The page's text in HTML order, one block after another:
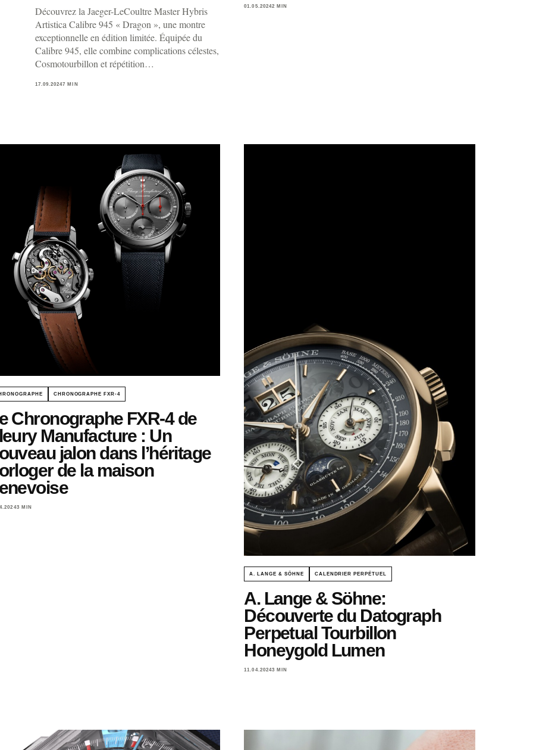
Découvrez la Jaeger-LeCoultre Master Hybris
Artistica Calibre 945 « Dragon », une montre
exceptionnelle en édition limitée. Équipée du
Calibre 945, elle combine complications célestes,
Cosmotourbillon et répétition…
17.09.20247 MIN
01.05.20242 MIN
CHRONOGRAPHE FXR-4
Chronographe FXR-4 de
Manufacture : Un
jalon dans l’héritage
de la maison
3 MIN
A. LANGE & SÖHNE CALENDRIER PERPÉTUEL
A. Lange & Söhne:
Découverte du Datograph
Perpetual Tourbillon
Honeygold Lumen
11.04.20243 MIN